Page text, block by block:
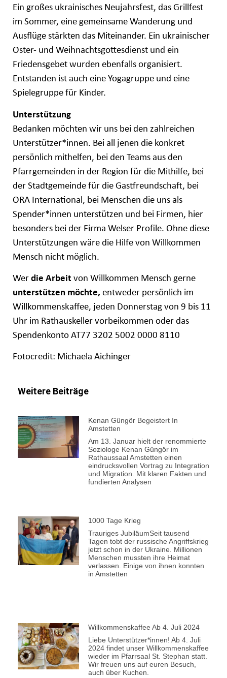
Ein großes ukrainisches Neujahrsfest, das Grillfest
im Sommer, eine gemeinsame Wanderung und
Ausflüge stärkten das Miteinander. Ein ukrainischer
Oster- und Weihnachtsgottesdienst und ein
Friedensgebet wurden ebenfalls organisiert.
Entstanden ist auch eine Yogagruppe und eine
Spielegruppe für Kinder.
Unterstützung
Bedanken möchten wir uns bei den zahlreichen
Unterstützer*innen. Bei all jenen die konkret
persönlich mithelfen, bei den Teams aus den
Pfarrgemeinden in der Region für die Mithilfe, bei
der Stadtgemeinde für die Gastfreundschaft, bei
ORA International, bei Menschen die uns als
Spender*innen unterstützen und bei Firmen, hier
besonders bei der Firma Welser Profile. Ohne diese
Unterstützungen wäre die Hilfe von Willkommen
Mensch nicht möglich.
Wer die Arbeit von Willkommen Mensch gerne
unterstützen möchte, entweder persönlich im
Willkommenskaffee, jeden Donnerstag von 9 bis 11
Uhr im Rathauskeller vorbeikommen oder das
Spendenkonto AT77 3202 5002 0000 8110
Fotocredit: Michaela Aichinger
Weitere Beiträge
Kenan Güngör Begeistert In
Amstetten
Am 13. Januar hielt der renommierte
Soziologe Kenan Güngör im
Rathaussaal Amstetten einen
eindrucksvollen Vortrag zu Integration
und Migration. Mit klaren Fakten und
fundierten Analysen
1000 Tage Krieg
Trauriges JubiläumSeit tausend
Tagen tobt der russische Angriffskrieg
jetzt schon in der Ukraine. Millionen
Menschen mussten ihre Heimat
verlassen. Einige von ihnen konnten
in Amstetten
Willkommenskaffee Ab 4. Juli 2024
Liebe Unterstützer*innen! Ab 4. Juli
2024 findet unser Willkommenskaffee
wieder im Pfarrsaal St. Stephan statt.
Wir freuen uns auf euren Besuch,
auch über Kuchen.